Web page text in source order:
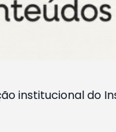
institucional do